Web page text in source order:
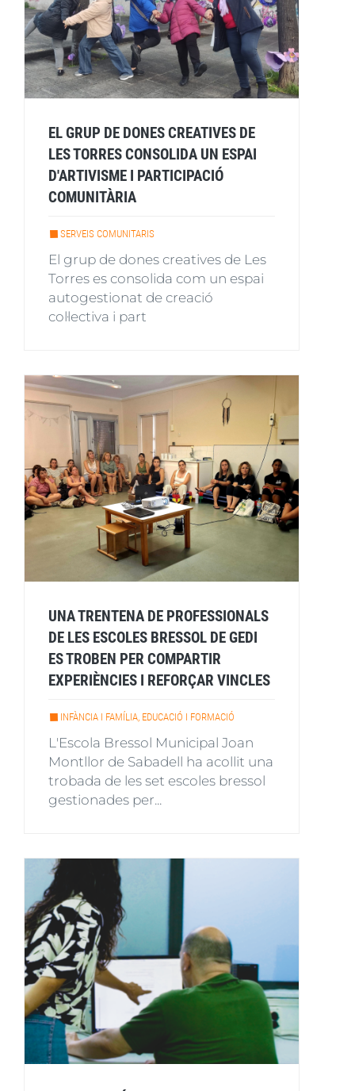
EL GRUP DE DONES CREATIVES DE
LES TORRES CONSOLIDA UN ESPAI
D'ARTIVISME I PARTICIPACIÓ
COMUNITÀRIA
SERVEIS COMUNITARIS
El grup de dones creatives de Les
Torres es consolida com un espai
autogestionat de creació
col·lectiva i part
UNA TRENTENA DE PROFESSIONALS
DE LES ESCOLES BRESSOL DE GEDI
ES TROBEN PER COMPARTIR
EXPERIÈNCIES I REFORÇAR VINCLES
INFÀNCIA I FAMÍLIA, EDUCACIÓ I FORMACIÓ
L'Escola Bressol Municipal Joan
Montllor de Sabadell ha acollit una
trobada de les set escoles bressol
gestionades per...